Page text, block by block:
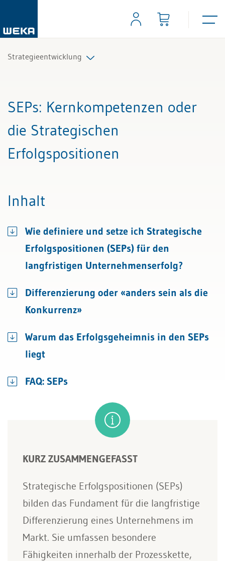
Strategieentwicklung
Alle Fachexperten
SEPs: Kernkompetenzen oder
die Strategischen
Erfolgspositionen
Inhalt
Wie definiere und setze ich Strategische
Erfolgspositionen (SEPs) für den
langfristigen Unternehmenserfolg?
Differenzierung oder «anders sein als die
Konkurrenz»
Warum das Erfolgsgeheimnis in den SEPs
liegt
FAQ: SEPs
KURZ ZUSAMMENGEFASST
Strategische Erfolgspositionen (SEPs)
bilden das Fundament für die langfristige
Differenzierung eines Unternehmens im
Markt. Sie umfassen besondere
Fähigkeiten innerhalb der Prozesskette,